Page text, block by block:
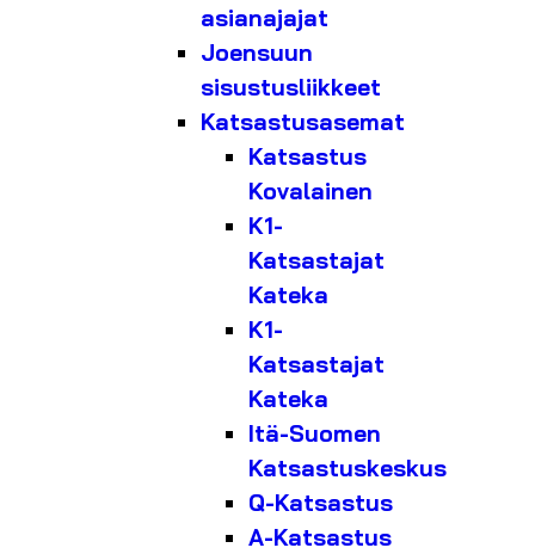
asianajajat
Joensuun
sisustusliikkeet
Katsastusasemat
Katsastus
Kovalainen
K1-
Katsastajat
Kateka
K1-
Katsastajat
Kateka
Itä-Suomen
Katsastuskeskus
Q-Katsastus
A-Katsastus